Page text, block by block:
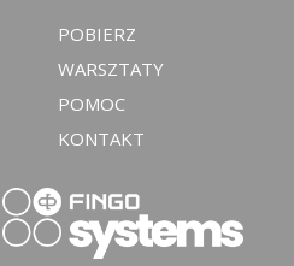
POBIERZ
WARSZTATY
POMOC
KONTAKT